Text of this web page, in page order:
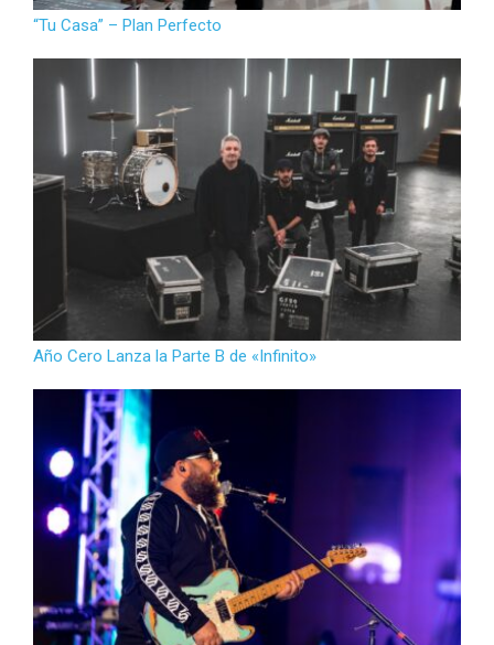
“Tu Casa” – Plan Perfecto
Año Cero Lanza la Parte B de «Infinito»